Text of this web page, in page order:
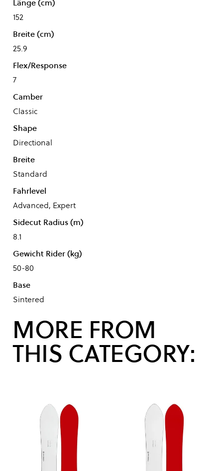
Länge (cm)
152
Breite (cm)
25.9
Flex/Response
7
Camber
Classic
Shape
Directional
Breite
Standard
Fahrlevel
Advanced, Expert
Sidecut Radius (m)
8.1
Gewicht Rider (kg)
50-80
Base
Sintered
MORE FROM
THIS CATEGORY: